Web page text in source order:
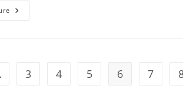
MDConvention
2021
Entertainment
page3 4 5 6 7